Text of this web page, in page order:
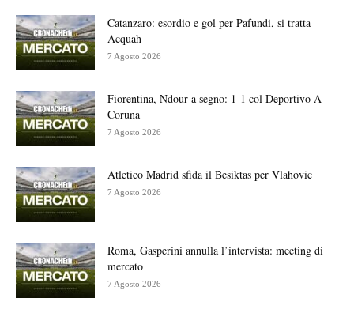
Catanzaro: esordio e gol per Pafundi, si tratta
Acquah
7 Agosto 2026
Fiorentina, Ndour a segno: 1-1 col Deportivo A
Coruna
7 Agosto 2026
Atletico Madrid sfida il Besiktas per Vlahovic
7 Agosto 2026
Roma, Gasperini annulla l’intervista: meeting di
mercato
7 Agosto 2026